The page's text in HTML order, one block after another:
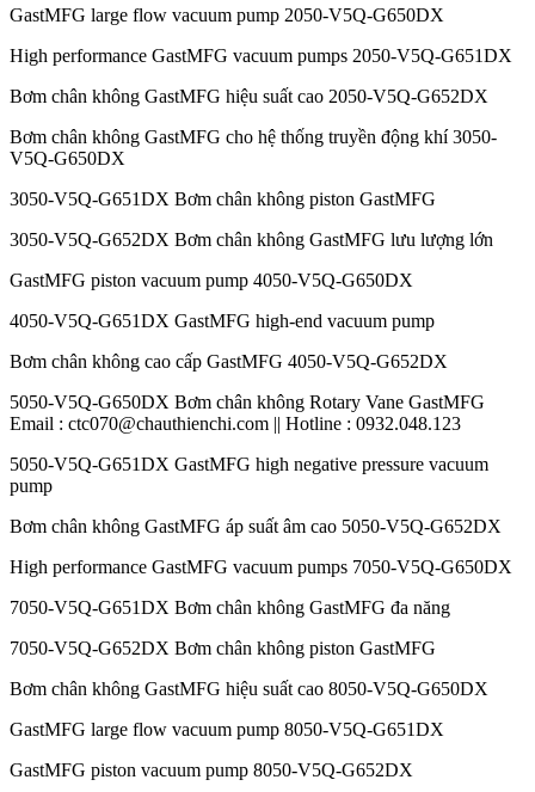
GastMFG large flow vacuum pump 2050-V5Q-G650DX
High performance GastMFG vacuum pumps 2050-V5Q-G651DX
Bơm chân không GastMFG hiệu suất cao 2050-V5Q-G652DX
Bơm chân không GastMFG cho hệ thống truyền động khí 3050-
V5Q-G650DX
3050-V5Q-G651DX Bơm chân không piston GastMFG
3050-V5Q-G652DX Bơm chân không GastMFG lưu lượng lớn
GastMFG piston vacuum pump 4050-V5Q-G650DX
4050-V5Q-G651DX GastMFG high-end vacuum pump
Bơm chân không cao cấp GastMFG 4050-V5Q-G652DX
5050-V5Q-G650DX Bơm chân không Rotary Vane GastMFG
Email : ctc070@chauthienchi.com || Hotline : 0932.048.123
5050-V5Q-G651DX GastMFG high negative pressure vacuum
pump
Bơm chân không GastMFG áp suất âm cao 5050-V5Q-G652DX
High performance GastMFG vacuum pumps 7050-V5Q-G650DX
7050-V5Q-G651DX Bơm chân không GastMFG đa năng
7050-V5Q-G652DX Bơm chân không piston GastMFG
Bơm chân không GastMFG hiệu suất cao 8050-V5Q-G650DX
GastMFG large flow vacuum pump 8050-V5Q-G651DX
GastMFG piston vacuum pump 8050-V5Q-G652DX